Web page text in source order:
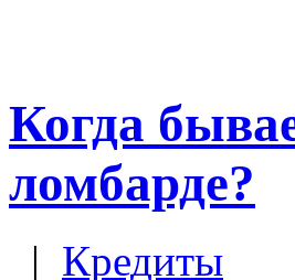
Когда
ломбарде?
| Кредиты